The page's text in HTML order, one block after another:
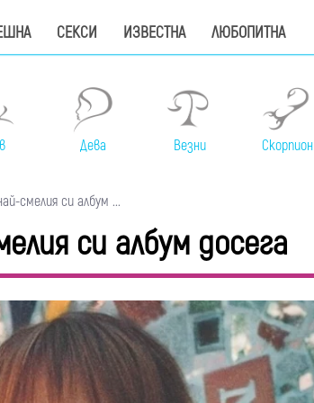
СЕКСИ ИЗВЕСТНА ЛЮБОПИТНА
Дева Везни Скорпион
смелия си албум ...
си албум досега